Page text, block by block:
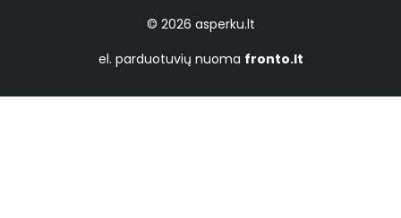
© 2026 asperku.lt
el. parduotuvių nuoma fronto.lt